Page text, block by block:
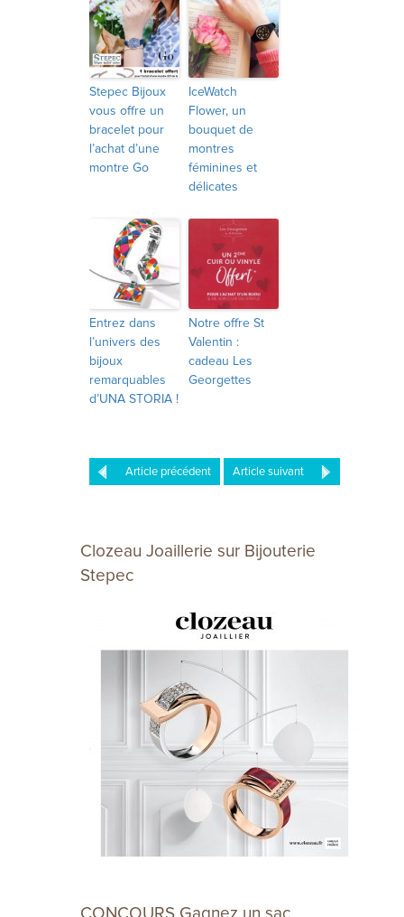
Stepec Bijoux
vous offre un
bracelet pour
l’achat d’une
montre Go
IceWatch
Flower, un
bouquet de
montres
féminines et
délicates
Entrez dans
l’univers des
bijoux
remarquables
d’UNA STORIA !
Notre offre St
Valentin :
cadeau Les
Georgettes
Article précédent Article suivant
Clozeau Joaillerie sur Bijouterie
Stepec